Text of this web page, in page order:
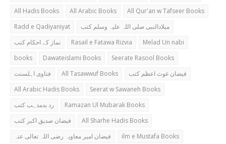
All Hadis Books
All Arabic Books
All Qur'an w Tafseer Books
Radd e Qadiyaniyat
میلادالنبی صلی اللہ علیہ وسلم کتب
نماز کے احکام کتب
Rasail e Fatawa Rizvia
Melad Un nabi
books
Dawateislami Books
Seerate Rasool Books
فتاوی اہلسنت
All Tasawwuf Books
فیضان غوث اعظم کتب
All Arabic Hadis Books
Seerat w Sawaneh Books
رد بدمذہب کتب
Ramazan Ul Mubarak Books
فیضان صدیق اکبر کتب
All Sharhe Hadis Books
فیضان امیر معاویہ رضی اللہ تعالی عنہ
ilm e Mustafa Books